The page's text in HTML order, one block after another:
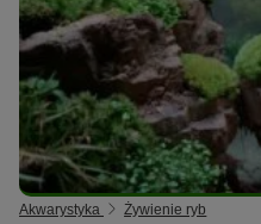
Akwarystyka Żywienie ryb